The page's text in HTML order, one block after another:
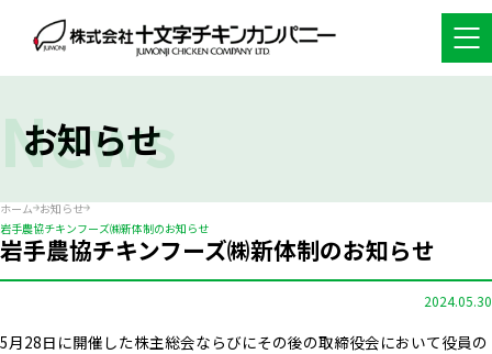
お知らせ
News
ホーム お知らせ
岩手農協チキンフーズ㈱新体制のお知らせ
岩手農協チキンフーズ㈱新体制のお知らせ
2024.05.30
5月28日に開催した株主総会ならびにその後の取締役会において役員の